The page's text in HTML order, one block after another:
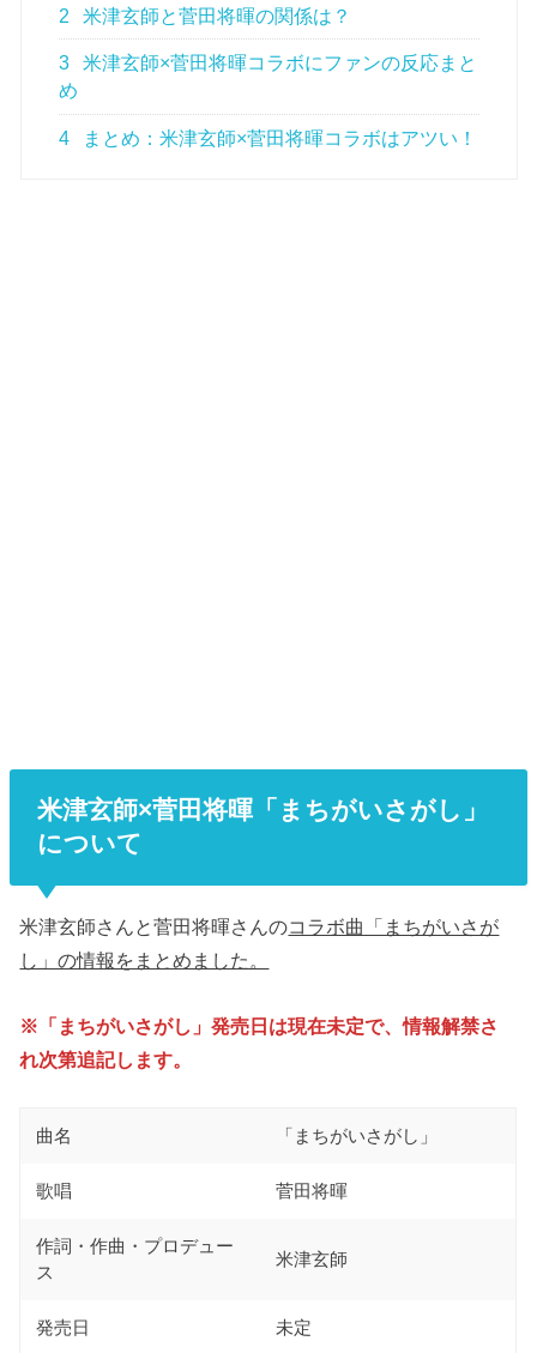
2 米津玄師と菅田将暉の関係は？
3
米津玄師×菅田将暉コラボにファンの反応まと
め
4 まとめ：米津玄師×菅田将暉コラボはアツい！
米津玄師×菅田将暉「まちがいさがし」
について
米津玄師さんと菅田将暉さんのコラボ曲「まちがいさが
し」の情報をまとめました。
※「まちがいさがし」発売日は現在未定で、情報解禁さ
れ次第追記します。
曲名 「まちがいさがし」
歌唱 菅田将暉
作詞・作曲・プロデュー
ス
米津玄師
発売日 未定